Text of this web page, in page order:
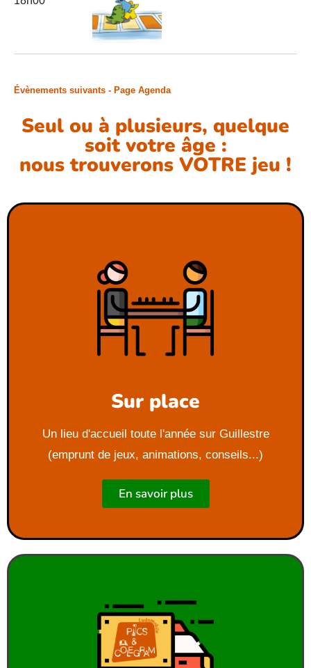
Évènements suivants - Page Agenda
Seul ou à plusieurs, quelque
soit votre âge :
nous trouverons VOTRE jeu !
Sur place
Un lieu d'accueil toute l'année sur Guillestre
(emprunt de jeux, animations, conseils...)
En savoir plus